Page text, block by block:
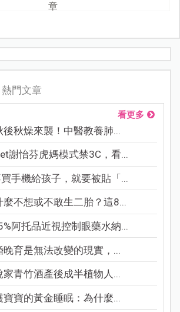
章
熱門文章
看更多
後秋燥來襲！中醫教養肺...
謝怡芬虎媽模式禁3C，看...
手機給孩子，就要被貼「...
麼不想或不敢生二胎？這8...
阿托品近視控制眼藥水納...
晚育是無法改變的現實，...
家青竹酒產後成半植物人...
寶寶的黃金睡眠：為什麼...